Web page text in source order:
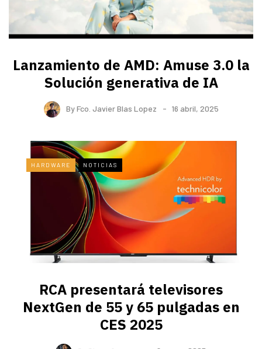
Lanzamiento de AMD: Amuse 3.0 la
Solución generativa de IA
ByFco. Javier Blas Lopez 16 abril, 2025
HARDWARE NOTICIAS
RCA presentará televisores
NextGen de 55 y 65 pulgadas en
CES 2025